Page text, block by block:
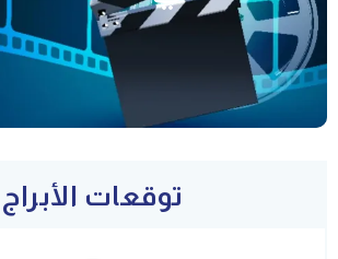
توقعات الأبراج